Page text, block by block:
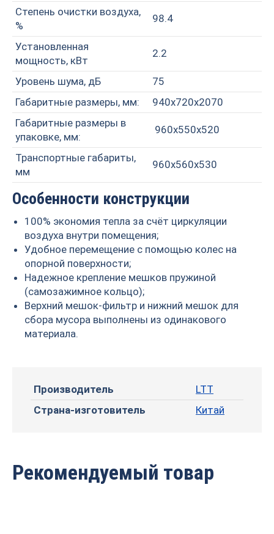
Степень очистки воздуха,
%
98.4
Установленная
мощность, кВт
2.2
Уровень шума, дБ
75
Габаритные размеры, мм:
940х720х2070
Габаритные размеры в
упаковке, мм:
960х550х520
Транспортные габариты,
мм
960х560х530
Особенности конструкции
100% экономия тепла за счёт циркуляции
воздуха внутри помещения;
Удобное перемещение с помощью колес на
опорной поверхности;
Надежное крепление мешков пружиной
(самозажимное кольцо);
Верхний мешок-фильтр и нижний мешок для
сбора мусора выполнены из одинакового
материала.
Производитель
LTT
Страна-изготовитель
Китай
Рекомендуемый товар